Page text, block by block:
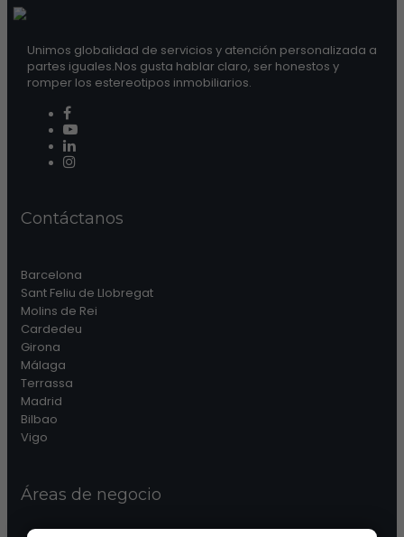
Unimos globalidad de servicios y atención personalizada a
partes iguales.Nos gusta hablar claro, ser honestos y
romper los estereotipos inmobiliarios.
Contáctanos
Barcelona
Sant Feliu de Llobregat
Molins de Rei
Cardedeu
Girona
Málaga
Terrassa
Madrid
Bilbao
Vigo
Áreas de negocio